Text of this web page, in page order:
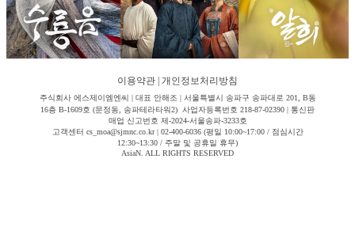
이용약관 개인정보처리방침
주식회사 에스제이엠엔씨 | 대표 안해조 | 서울특별시 송파구 송파대로 201, B동
16층 B-1609호 (문정동, 송파테라타워2) 사업자등록번호 218-87-02390 | 통신판
매업 신고번호 제-2024-서울송파-3233호
고객센터 cs_moa@sjmnc.co.kr | 02-400-6036 (평일 10:00~17:00 / 점심시간
12:30~13:30 / 주말 및 공휴일 휴무)
AsiaN. ALL RIGHTS RESERVED